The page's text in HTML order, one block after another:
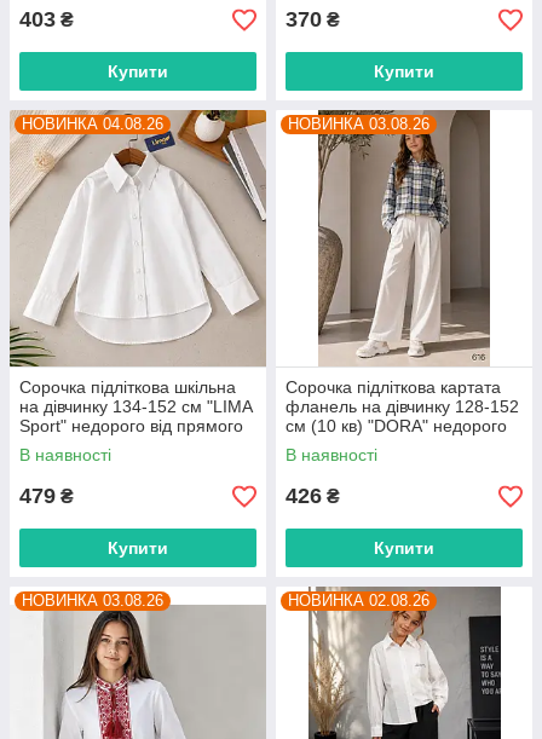
403 ₴
Купити
370 ₴
Купити
НОВИНКА 04.08.26
Сорочка підліткова шкільна
на дівчинку 134-152 см "LIMA
Sport" недорого від прямого
постачальника
В наявності
479 ₴
Купити
НОВИНКА 03.08.26
Сорочка підліткова картата
фланель на дівчинку 128-152
см (10 кв) "DORA" недорого
від прямого постачальника
В наявності
426 ₴
Купити
НОВИНКА 03.08.26 НОВИНКА 02.08.26